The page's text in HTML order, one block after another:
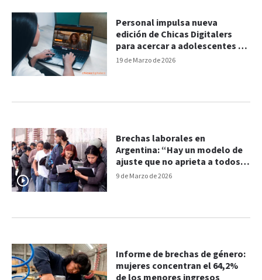
19 de Marzo de 2026
Personal impulsa nueva
edición de Chicas Digitalers
para acercar a adolescentes a
la tecnología
9 de Marzo de 2026
Brechas laborales en
Argentina: “Hay un modelo de
ajuste que no aprieta a todos
por igual”
Informe de brechas de género:
mujeres concentran el 64,2%